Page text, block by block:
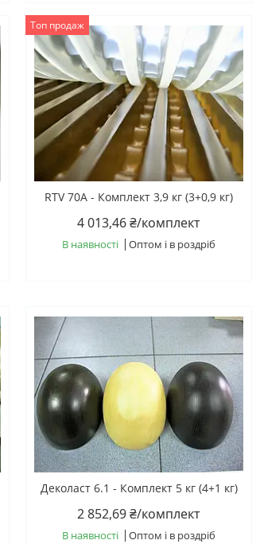
Топ продаж
RTV 70A - Комплект 3,9 кг (3+0,9 кг)
4 013,46 ₴/комплект
В наявності Оптом і в роздріб
Деколаст 6.1 - Комплект 5 кг (4+1 кг)
2 852,69 ₴/комплект
В наявності Оптом і в роздріб